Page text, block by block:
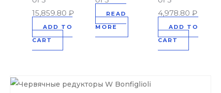
15,859.80 ₽
ADD TO
CART
READ
MORE
4,978.80₽
ADD TO
CART